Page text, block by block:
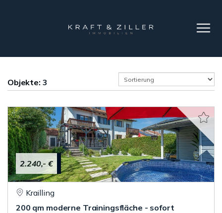
Objekte: 3
2.240,- €
Krailling
200 qm moderne Trainingsfläche - sofort